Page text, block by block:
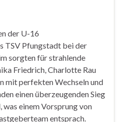
der U-16
TSV Pfungstadt bei der
sorgten für strahlende
Friedrich, Charlotte Rau
mit perfekten Wechseln und
einen überzeugenden Sieg
einem Vorsprung von
entsprach.